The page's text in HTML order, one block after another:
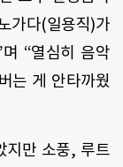
가다(일용직)가
“열심히 음악
는 게 안타까웠
지만 소풍, 루트